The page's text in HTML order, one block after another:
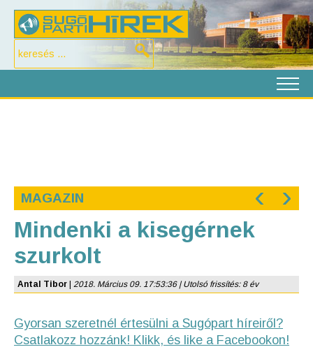
MAGAZIN ‹ ›
Mindenki a kisegérnek
szurkolt
Antal Tibor 2018. Március 09. 17:53:36 | Utolsó frissítés: 8 év
Gyorsan szeretnél értesülni a Sugópart híreiről?
Csatlakozz hozzánk! Klikk, és like a Facebookon!